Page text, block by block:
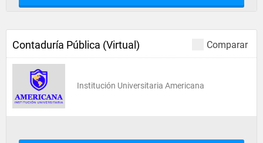
Comparar
Contaduría Pública (Virtual)
Institución Universitaria Americana